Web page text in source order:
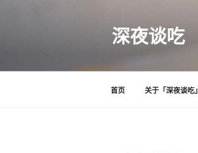
深夜谈吃
首页 关于「深夜谈吃」